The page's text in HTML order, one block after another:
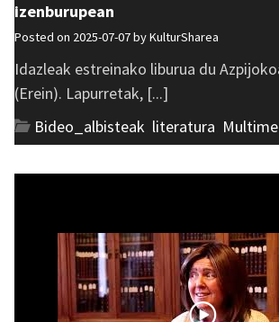
izenburupean
Posted on 2025-07-07 byKulturSharea
Idazleak estreinako liburua du
(Erein). Lapurretak, [...]
Bideo_albisteak literatura